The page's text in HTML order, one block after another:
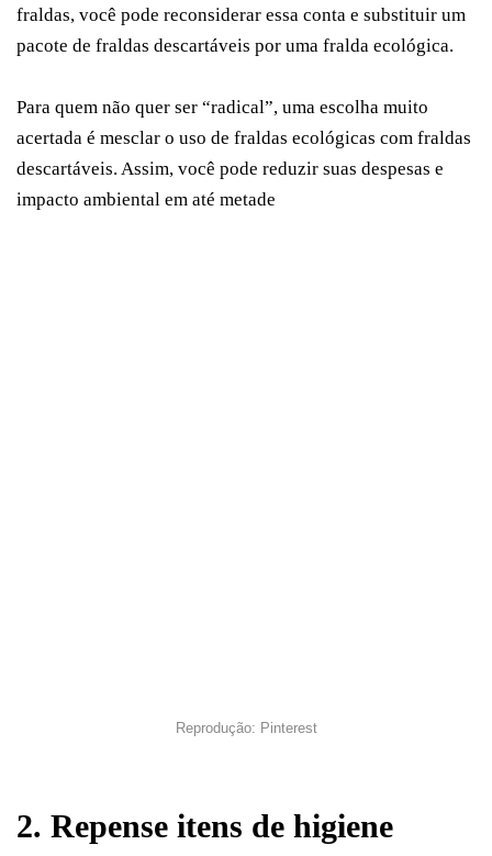
fraldas, você pode reconsiderar essa conta e substituir um
pacote de fraldas descartáveis ​​por uma fralda ecológica.
Para quem não quer ser “radical”, uma escolha muito
acertada é mesclar o uso de fraldas ecológicas com fraldas
descartáveis. Assim, você pode reduzir suas despesas e
impacto ambiental em até metade
Reprodução: Pinterest
2. Repense itens de higiene